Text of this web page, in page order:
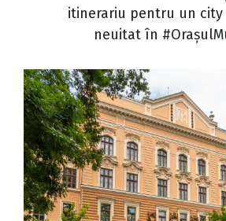
itinerariu pentru un city
neuitat în